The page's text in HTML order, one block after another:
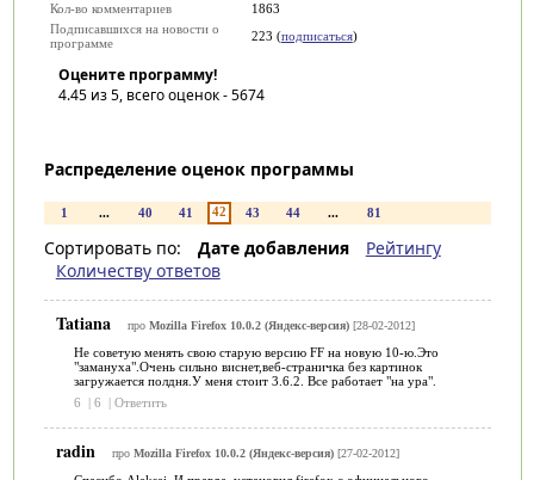
Кол-во комментариев
1863
Подписавшихся на новости о
программе
223 (подписаться)
Оцените программу!
4.45из 5, всего оценок -5674
Распределение оценок программы
1 ... 40 41 42 43 44 ... 81
Сортировать по: Дате добавления
Рейтингу
Количеству ответов
Tatiana про Mozilla Firefox 10.0.2 (Яндекс-версия)[28-02-2012]
Не советую менять свою старую версию FF на новую 10-ю.Это
"замануха".Очень сильно виснет,веб-страничка без картинок
загружается полдня.У меня стоит 3.6.2. Все работает "на ура".
6
| 6 | Ответить
radin про Mozilla Firefox 10.0.2 (Яндекс-версия)[27-02-2012]